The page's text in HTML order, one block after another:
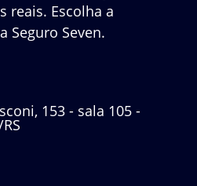
reais. Escolha a
Seguro Seven.
153 - sala 105 -